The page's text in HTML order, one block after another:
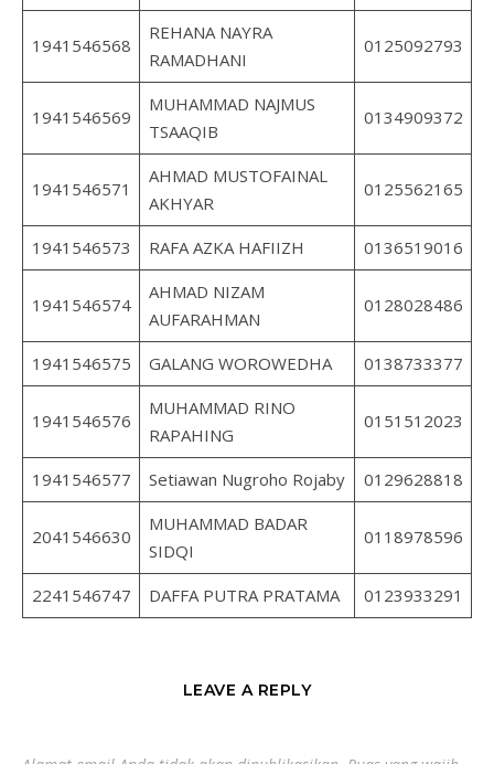
1941546568
REHANA NAYRA
RAMADHANI
0125092793
1941546569
MUHAMMAD NAJMUS
TSAAQIB
0134909372
1941546571
AHMAD MUSTOFAINAL
AKHYAR
0125562165
1941546573 RAFA AZKA HAFIIZH 0136519016
1941546574
AHMAD NIZAM
AUFARAHMAN
0128028486
1941546575 GALANG WOROWEDHA 0138733377
1941546576
MUHAMMAD RINO
RAPAHING
0151512023
1941546577 Setiawan Nugroho Rojaby 0129628818
2041546630
MUHAMMAD BADAR
SIDQI
0118978596
2241546747 DAFFA PUTRA PRATAMA 0123933291
LEAVE A REPLY